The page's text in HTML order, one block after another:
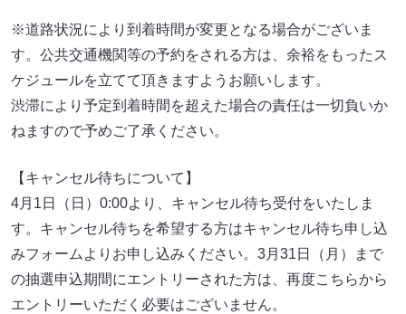
※道路状況により到着時間が変更となる場合がございま
す。公共交通機関等の予約をされる方は、余裕をもったス
ケジュールを立てて頂きますようお願いします。
渋滞により予定到着時間を超えた場合の責任は一切負いか
ねますので予めご了承ください。
【キャンセル待ちについて】
4月1日（日）0:00より、キャンセル待ち受付をいたしま
す。キャンセル待ちを希望する方はキャンセル待ち申し込
みフォームよりお申し込みください。3月31日（月）まで
の抽選申込期間にエントリーされた方は、再度こちらから
エントリーいただく必要はございません。